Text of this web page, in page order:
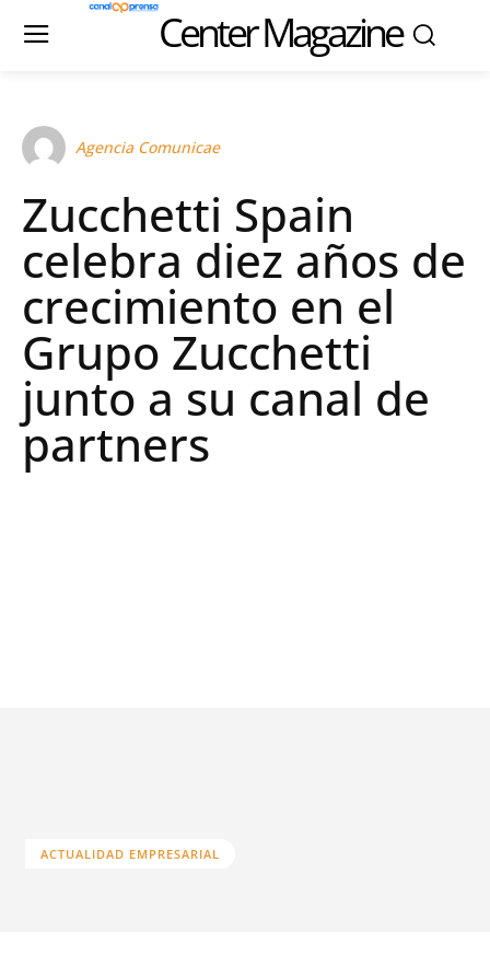
Center Magazine
Agencia Comunicae
Zucchetti Spain
celebra diez años de
crecimiento en el
Grupo Zucchetti
junto a su canal de
partners
ACTUALIDAD EMPRESARIAL